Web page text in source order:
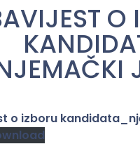
O
o izboru